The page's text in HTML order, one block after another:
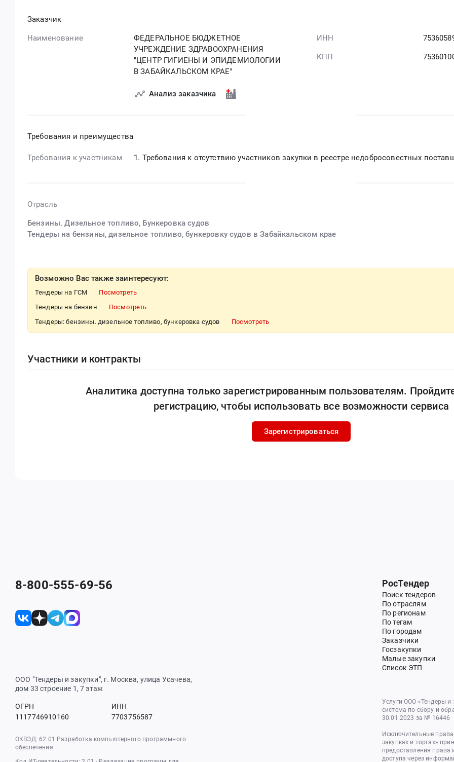
Заказчик
Наименование
ФЕДЕРАЛЬНОЕ БЮДЖЕТНОЕ
УЧРЕЖДЕНИЕ ЗДРАВООХРАНЕНИЯ
"ЦЕНТР ГИГИЕНЫ И ЭПИДЕМИОЛОГИИ
В ЗАБАЙКАЛЬСКОМ КРАЕ"
Анализ заказчика
ИНН
КПП
Требования и преимущества
Требования к участникам Требования к отсутствию участников закупки в реестре недобросовестных
Отрасль
Бензины. Дизельное топливо, Бункеровка судов
Тендеры на бензины, дизельное топливо, бункеровку судов в Забайкальском крае
Возможно Вас также заинтересуют:
Тендеры на ГСМ
Посмотреть
Тендеры на бензин
Посмотреть
Тендеры: бензины. дизельное топливо, бункеровка судов
Посмотреть
Участники и контракты
Аналитика доступна только зарегистрированным пользователям.
регистрацию, чтобы использовать все возможности сервиса
Зарегистрироваться
8-800-555-69-56
ООО "Тендеры и закупки", г. Москва, улица Усачева,
дом 33 строение 1, 7 этаж
ОГРН
1117746910160
ИНН
7703756587
ОКВЭД: 62.01 Разработка компьютерного программного
обеспечения
РосТендер
Поиск тендеров
По отраслям
По регионам
По тегам
По городам
Заказчики
Госзакупки
Малые закупки
Список ЭТП
Услуги ООО «Тендеры
система по сбору и
30.01.2023 за № 16446
Исключительные
закупках и торгах»
предоставления права
доступа через